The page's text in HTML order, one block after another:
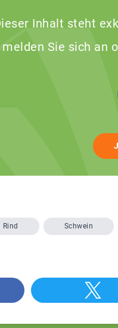
Inhalt steht
Sie sich an
Rind Schwein